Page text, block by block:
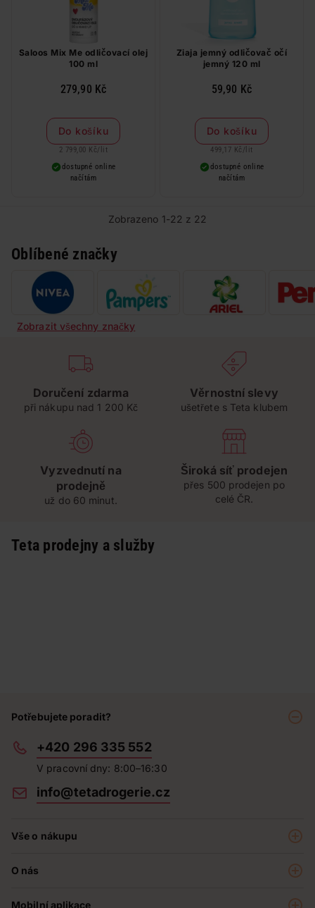
Saloos Mix Me odličovací olej
100 ml
279,90 Kč
Do košíku
2 799,00 Kč/ lit
dostupné online
načítám
Ziaja jemný odličovač očí
jemný 120 ml
59,90 Kč
Do košíku
499,17 Kč / lit
dostupné online
načítám
Zobrazeno 1-22 z 22
Oblíbené značky
Zobrazit všechny značky
Doručení zdarma
při nákupu nad 1 200 Kč
Věrnostní slevy
ušetřete s Teta klubem
Vyzvednutí na
prodejně
už do 60 minut.
Široká síť prodejen
přes 500 prodejen po
celé ČR.
Teta prodejny a služby
Potřebujete poradit?
+420 296 335 552
V pracovní dny: 8:00–16:30
info@tetadrogerie.cz
Vše o nákupu
Prodejny
O nás
Mobilní aplikace